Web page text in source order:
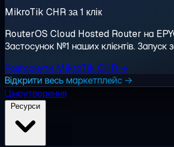
MikroTik CHR за 1 клік
RouterOS Cloud Hosted Router на
Застосунок №1 наших клієнтів. Запуск
Розгорнути MikroTik CHR →
Відкрити весь маркетплейс →
Ціноутворення